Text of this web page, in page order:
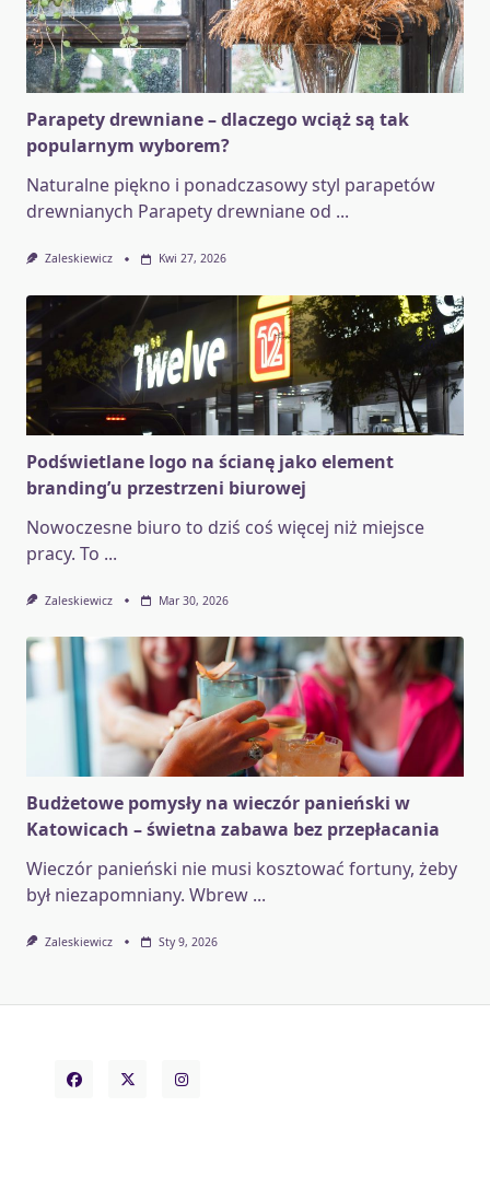
Parapety drewniane – dlaczego wciąż są tak
popularnym wyborem?
Naturalne piękno i ponadczasowy styl parapetów
drewnianych Parapety drewniane od ...
Zaleskiewicz Kwi 27, 2026
Podświetlane logo na ścianę jako element
branding’u przestrzeni biurowej
Nowoczesne biuro to dziś coś więcej niż miejsce
pracy. To ...
Zaleskiewicz Mar 30, 2026
Budżetowe pomysły na wieczór panieński w
Katowicach – świetna zabawa bez przepłacania
Wieczór panieński nie musi kosztować fortuny, żeby
był niezapomniany. Wbrew ...
Zaleskiewicz Sty 9, 2026